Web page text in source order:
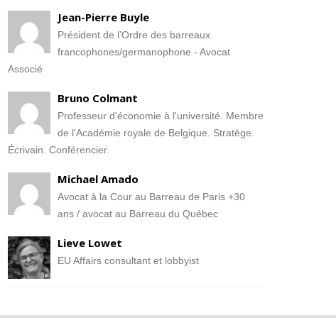
Jean-Pierre Buyle
Président de l’Ordre des barreaux
francophones/germanophone - Avocat
Associé
Bruno Colmant
Professeur d'économie à l'université. Membre
de l'Académie royale de Belgique. Stratège.
Écrivain. Conférencier.
Michael Amado
Avocat à la Cour au Barreau de Paris +30
ans / avocat au Barreau du Québec
Lieve Lowet
EU Affairs consultant et lobbyist